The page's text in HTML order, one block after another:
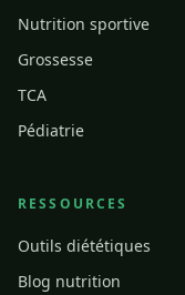
Nutrition sportive
Grossesse
TCA
Pédiatrie
RESSOURCES
Outils diététiques
Blog nutrition